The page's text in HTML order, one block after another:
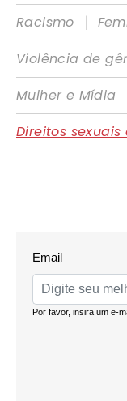
Racismo
|
Violência de
Mulher e Mídia
Direitos